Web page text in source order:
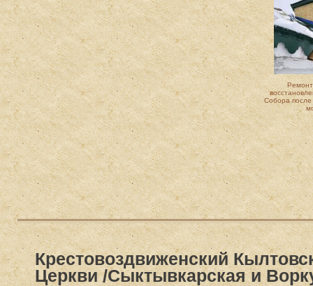
Собора после
Крестовоздвиженский
Церкви /Сыктывкарская и